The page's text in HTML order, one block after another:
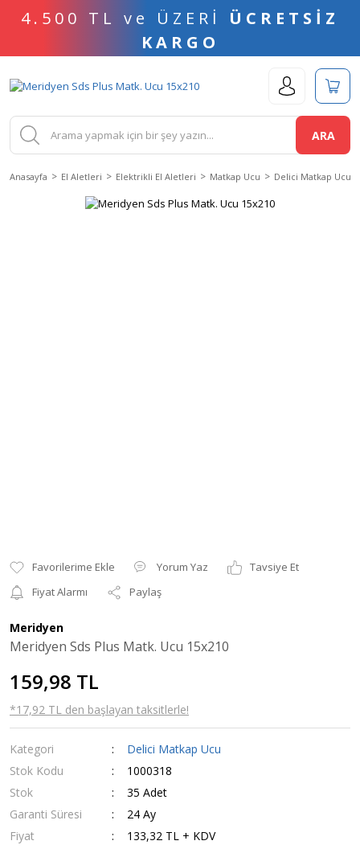
4.500 TL ve ÜZERİ ÜCRETSİZ
KARGO
ARA
Anasayfa El Aletleri Elektrikli El Aletleri Matkap Ucu Delici Matkap Ucu
Yorum Yaz
Tavsiye Et
Fiyat Alarmı
Paylaş
Meridyen
Meridyen Sds Plus Matk. Ucu 15x210
159,98 TL
*17,92 TL den başlayan taksitlerle!
Kategori
Delici Matkap Ucu
Stok Kodu
1000318
Stok
35 Adet
Garanti Süresi
24 Ay
Fiyat
133,32 TL + KDV